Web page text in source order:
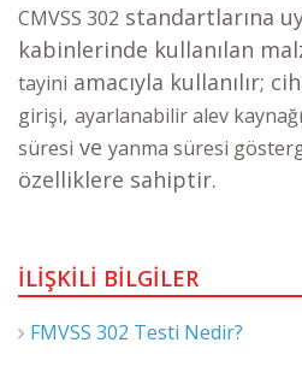
CMVSS 302 standartlarına
kabinlerinde kullanılan
tayini amacıyla kullanılır;
girişi, ayarlanabilir alev kaynağı
süresi ve yanma süresi
özelliklere sahiptir.
İLİŞKİLİ BİLGİLER
FMVSS 302 Testi Nedir?